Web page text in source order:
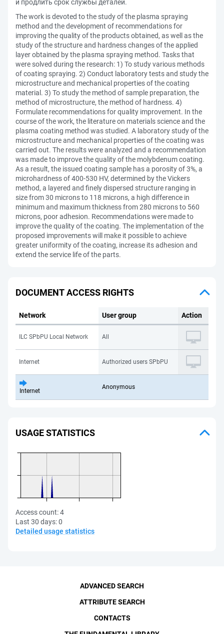
и продлить срок службы деталей.
The work is devoted to the study of the plasma spraying
method and the development of recommendations for
improving the quality of the products obtained, as well as the
study of the structure and hardness changes of the applied
layer obtained by the plasma spraying method. Tasks that
were solved during the research: 1) To study various methods
of coating spraying. 2) Conduct laboratory tests and study the
microstructure and mechanical properties of the coating
material. 3) To study the method of sample preparation, the
method of microstructure, the method of hardness. 4)
Formulate recommendations for quality improvement. In the
course of the work, the literature on materials science and the
plasma coating method was studied. A laboratory study of the
microstructure and mechanical properties of the coating was
carried out. The results were analyzed and a recommendation
was made to improve the quality of the molybdenum coating.
As a result, the issued coating sample has a porosity of 3%, a
microhardness of 400-530 HV, determined by the Vickers
method, a layered and finely dispersed structure ranging in
size from 30 microns to 118 microns, a high difference in
minimum and maximum thickness from 280 microns to 560
microns, poor adhesion. Recommendations were made to
improve the quality of the coating. The implementation of the
proposed improvements will make it possible to achieve
greater uniformity of the coating, increase its adhesion and
extend the service life of the parts.
DOCUMENT ACCESS RIGHTS
Network User group Action
ILC SPbPU Local Network All
Internet Authorized users SPbPU
Internet
Anonymous
USAGE STATISTICS
Access count:4
Last 30 days:0
Detailed usage statistics
ADVANCED SEARCH
ATTRIBUTE SEARCH
CONTACTS